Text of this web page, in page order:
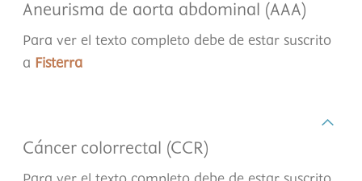
Aneurisma de aorta abdominal (AAA)
Para ver el texto completo debe de estar suscrito
a Fisterra
Cáncer colorrectal (CCR)